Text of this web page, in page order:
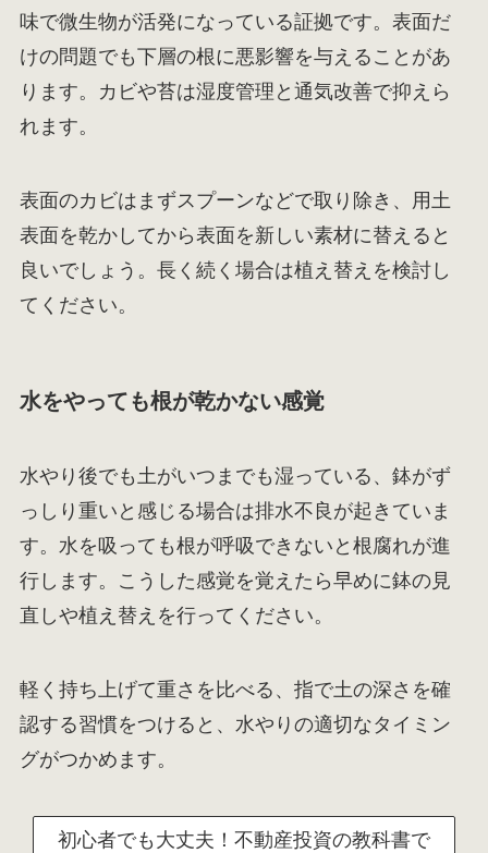
味で微生物が活発になっている証拠です。表面だ
けの問題でも下層の根に悪影響を与えることがあ
ります。カビや苔は湿度管理と通気改善で抑えら
れます。
表面のカビはまずスプーンなどで取り除き、用土
表面を乾かしてから表面を新しい素材に替えると
良いでしょう。長く続く場合は植え替えを検討し
てください。
水をやっても根が乾かない感覚
水やり後でも土がいつまでも湿っている、鉢がず
っしり重いと感じる場合は排水不良が起きていま
す。水を吸っても根が呼吸できないと根腐れが進
行します。こうした感覚を覚えたら早めに鉢の見
直しや植え替えを行ってください。
軽く持ち上げて重さを比べる、指で土の深さを確
認する習慣をつけると、水やりの適切なタイミン
グがつかめます。
初心者でも大丈夫！不動産投資の教科書で